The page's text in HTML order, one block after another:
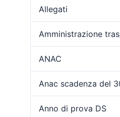
Allegati
Amministrazione
ANAC
Anac scadenza del
Anno di prova DS